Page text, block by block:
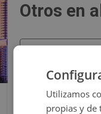
Otros en
Utilizamos
propias y de